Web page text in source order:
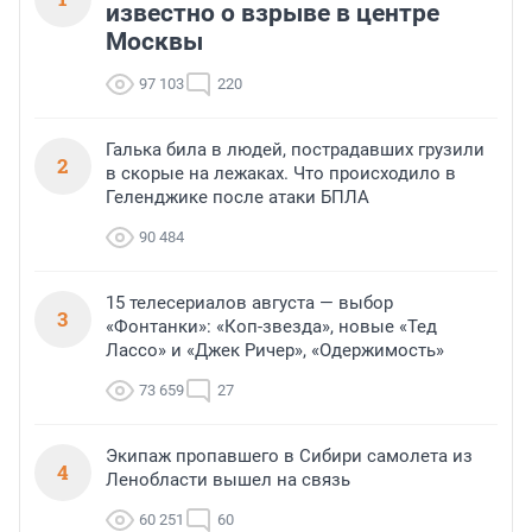
известно о взрыве в центре
Москвы
97 103 220
2
Галька била в людей, пострадавших грузили
в скорые на лежаках. Что происходило в
Геленджике после атаки БПЛА
90 484
3
15 телесериалов августа — выбор
«Фонтанки»: «Коп-звезда», новые «Тед
Лассо» и «Джек Ричер», «Одержимость»
73 659 27
4
Экипаж пропавшего в Сибири самолета из
Ленобласти вышел на связь
60 251 60